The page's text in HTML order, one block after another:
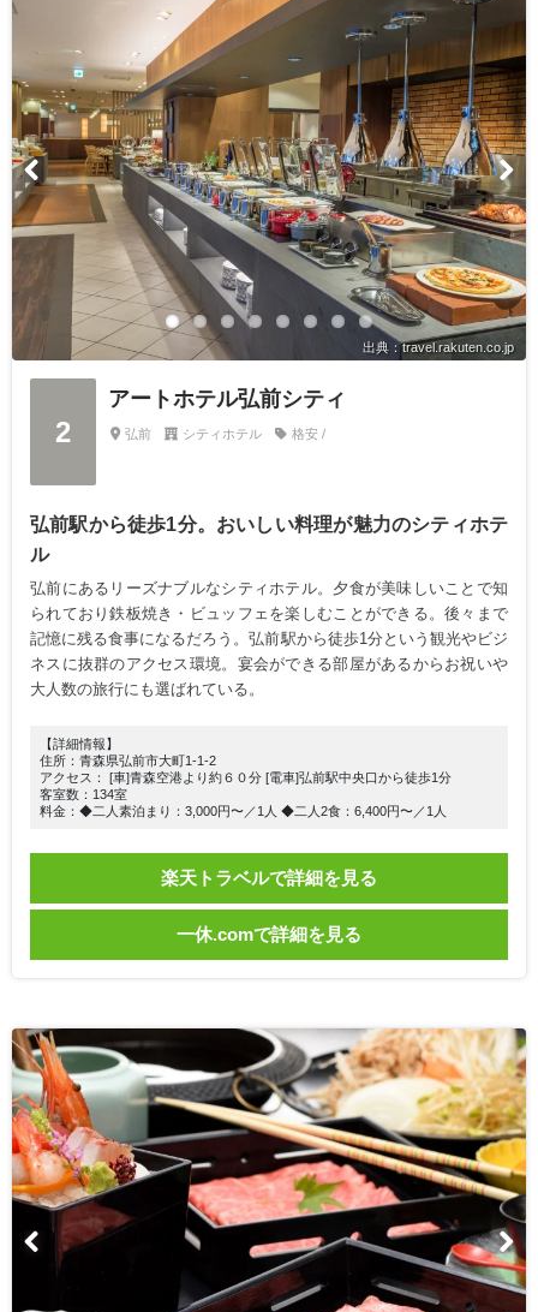
出典：travel.rakuten.co.jp
2
アートホテル弘前シティ
弘前 シティホテル 格安 /
弘前駅から徒歩1分。おいしい料理が魅力のシティホテ
ル
弘前にあるリーズナブルなシティホテル。夕食が美味しいことで知
られており鉄板焼き・ビュッフェを楽しむことができる。後々まで
記憶に残る食事になるだろう。弘前駅から徒歩1分という観光やビジ
ネスに抜群のアクセス環境。宴会ができる部屋があるからお祝いや
大人数の旅行にも選ばれている。
【詳細情報】
住所：青森県弘前市大町1-1-2
アクセス： [車]青森空港より約６０分 [電車]弘前駅中央口から徒歩1分
客室数：134室
料金：◆二人素泊まり：3,000円〜／1人 ◆二人2食：6,400円〜／1人
楽天トラベルで詳細を見る
一休.comで詳細を見る